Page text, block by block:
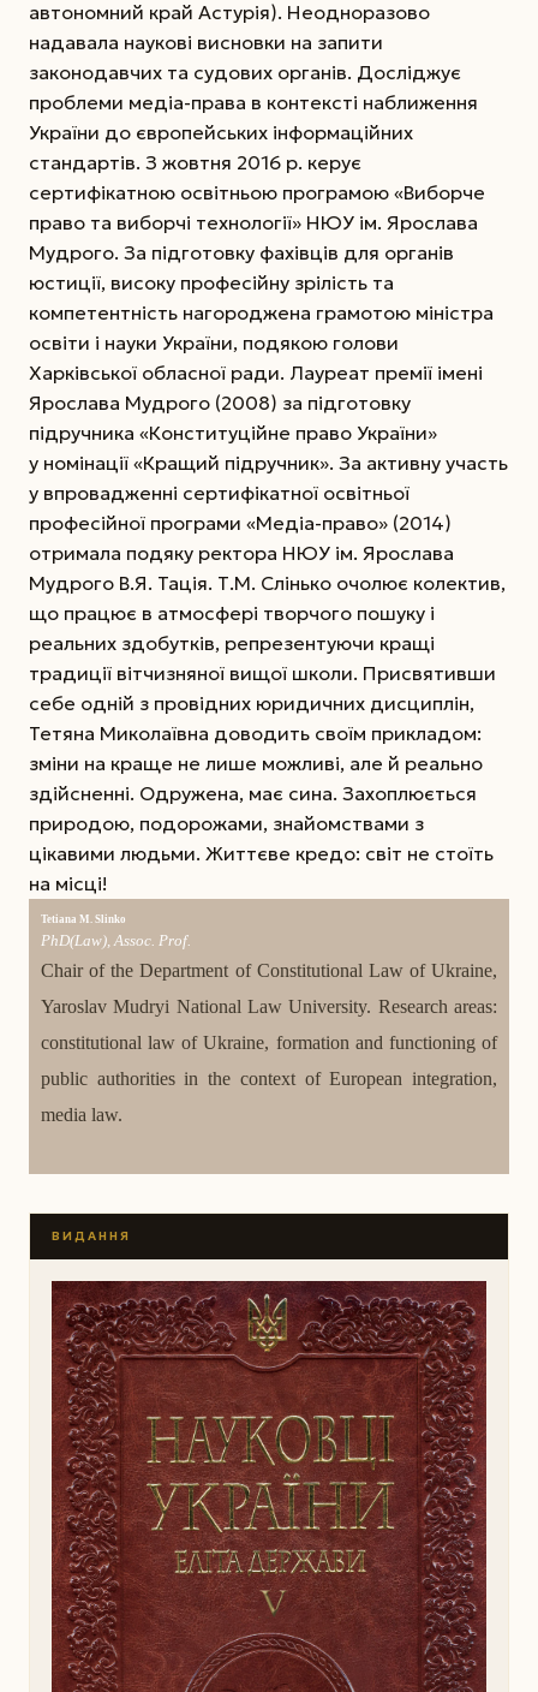
автономний край Астурія). Неодноразово
надавала наукові висновки на запити
законодавчих та судових органів. Досліджує
проблеми медіа-права в контексті наб­лиження
України до європейських інформаційних
стандартів. З жовтня 2016 р. керує
сертифікатною освітньою програмою «Виборче
право та виборчі технології» НЮУ ім. Ярослава
Мудрого. За підготовку фахівців для органів
юстиції, високу професійну зрілість та
компетентність нагороджена грамотою міністра
освіти і науки України, подякою голови
Харківської обласної ради. Лауреат премії імені
Ярослава Мудрого (2008) за підготовку
підручника «Конституційне право України»
у номінації «Кращий підручник». За активну участь
у впровадженні сертифікатної освітньої
професійної програми «Медіа-право» (2014)
отримала подяку ректора НЮУ ім. Ярослава
Мудрого В.Я. Тація. Т.М. Слінько очолює колектив,
що працює в атмосфері творчого пошуку і
реальних здобутків, репрезен­тую­чи кращі
традиції вітчизняної вищої школи. Присвятивши
себе одній з провідних юридичних дисциплін,
Тетяна Миколаївна доводить своїм прикладом:
зміни на краще не лише можливі, але й реально
здійсненні. Одружена, має сина. Захоплюється
природою, подорожами, знайомствами з
цікавими людьми. Життєве кредо: cвіт не стоїть
на місці!
Tetiana M. Slinko
PhD(Law), Assoc. Prof.
Chair of the Department of Constitutional Law of Ukraine,
Yaroslav Mudryi National Law University. Research areas:
constitutional law of Ukraine, formation and functioning of
public authorities in the context of European integration,
media law.
ВИДАННЯ